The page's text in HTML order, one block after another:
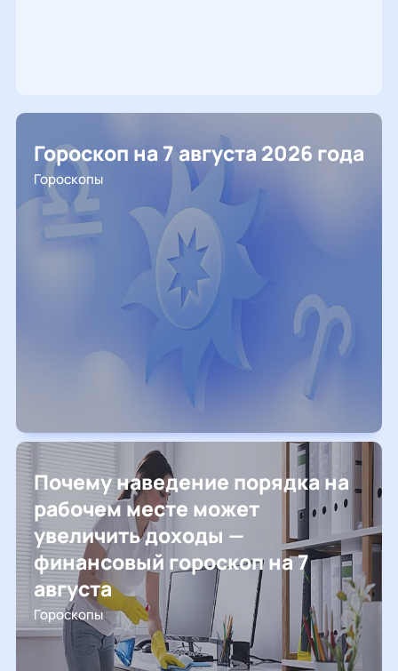
Гороскоп на 7 августа 2026 года
Гороскопы
Почему наведение порядка на
рабочем месте может
увеличить доходы —
финансовый гороскоп на 7
августа
Гороскопы